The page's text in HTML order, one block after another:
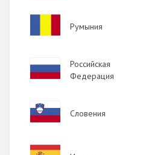
Румыния
Image
Российская
Федерация
Image
Словения
Image